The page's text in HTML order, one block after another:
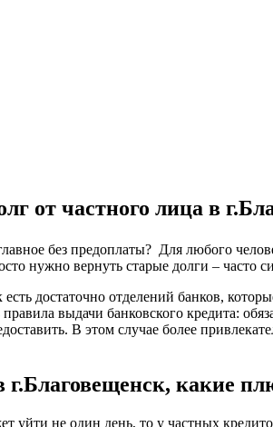
от частного лица в
без предоплаты? Для любого
нужно вернуть старые долги – часто
достаточно отделений банков,
выдачи банковского кредита:
В этом случае более
какие
уйти не один день, то у частных